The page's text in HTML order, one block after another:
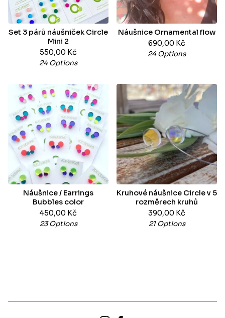
Set 3 párů náušniček Circle
Mini 2
550,00 Kč
24 Options
Náušnice Ornamental flow
690,00 Kč
24 Options
Náušnice / Earrings
Bubbles color
450,00 Kč
23 Options
Kruhové náušnice Circle v 5
rozměrech kruhů
390,00 Kč
21 Options